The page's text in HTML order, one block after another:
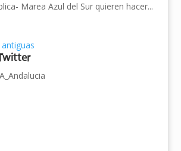
Marea Azul del Sur quieren hacer...